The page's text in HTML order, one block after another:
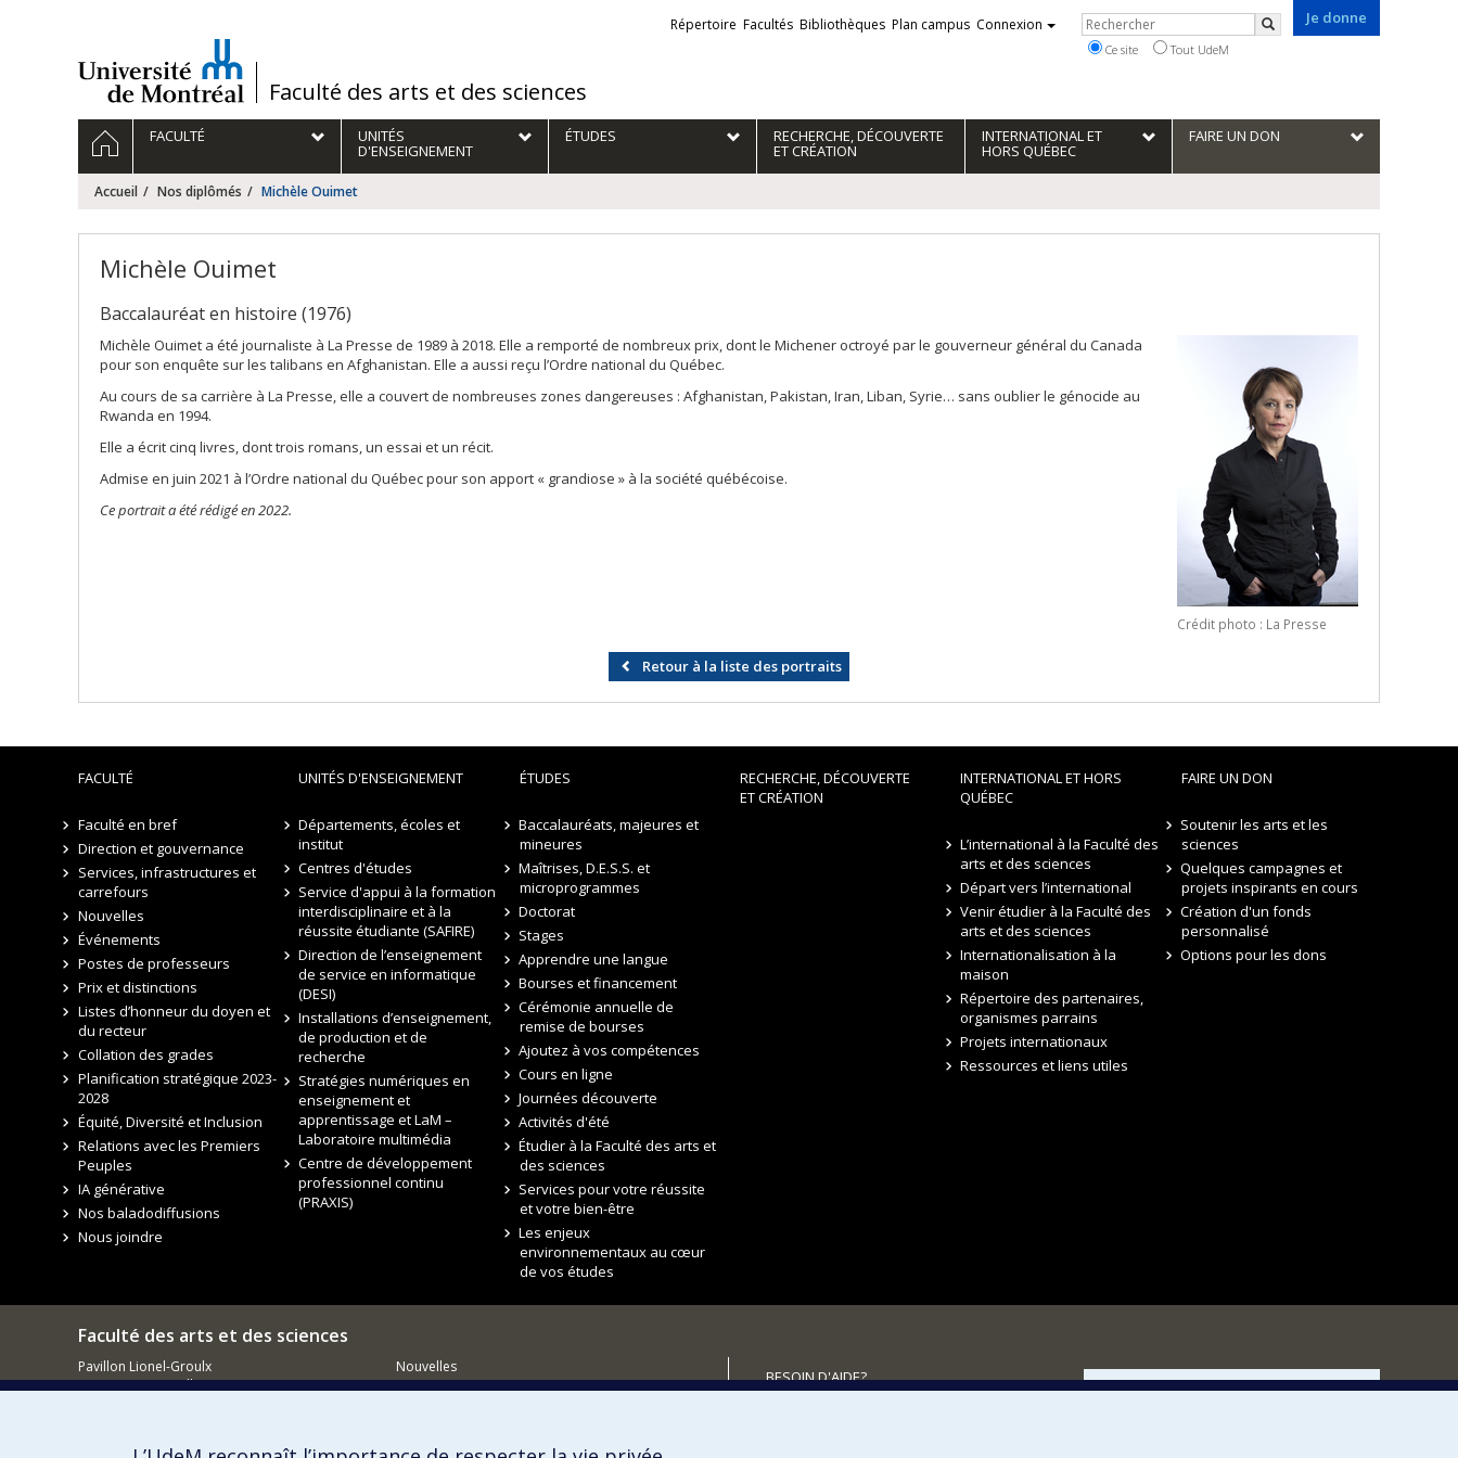
/Faculté des arts et des sciences
Je donne
Liens
externes
Répertoire Facultés Bibliothèques Plan campus Connexion Rechercher
Rechercher
Ce site Tout UdeM
Navigation
principale
ACCUEILFACULTÉ UNITÉS
D'ENSEIGNEMENT
ÉTUDES RECHERCHE, DÉCOUVERTE
ET CRÉATION
INTERNATIONAL ET
HORS QUÉBEC
FAIRE UN DON
Accueil Nos diplômés Michèle Ouimet
Michèle Ouimet
Baccalauréat en histoire (1976)
Crédit photo : La Presse
Michèle Ouimet a été journaliste à La Presse de 1989 à 2018. Elle a remporté de nombreux prix, dont le Michener octroyé par le gouverneur général du Canada
pour son enquête sur les talibans en Afghanistan. Elle a aussi reçu l’Ordre national du Québec.
Au cours de sa carrière à La Presse, elle a couvert de nombreuses zones dangereuses : Afghanistan, Pakistan, Iran, Liban, Syrie… sans oublier le génocide au
Rwanda en 1994.
Elle a écrit cinq livres, dont trois romans, un essai et un récit.
Admise en juin 2021 à l’Ordre national du Québec pour son apport « grandiose » à la société québécoise.
Ce portrait a été rédigé en 2022.
Retour à la liste des portraits
FACULTÉ
Faculté en bref
Direction et gouvernance
Services, infrastructures et
carrefours
Nouvelles
Événements
Postes de professeurs
Prix et distinctions
Listes d’honneur du doyen et
du recteur
Collation des grades
Planification stratégique 2023-
2028
Équité, Diversité et Inclusion
Relations avec les Premiers
Peuples
IA générative
Nos baladodiffusions
Nous joindre
UNITÉS D'ENSEIGNEMENT
Départements, écoles et
institut
Centres d'études
Service d'appui à la formation
interdisciplinaire et à la
réussite étudiante (SAFIRE)
Direction de l’enseignement
de service en informatique
(DESI)
Installations d’enseignement,
de production et de
recherche
Stratégies numériques en
enseignement et
apprentissage et LaM –
Laboratoire multimédia
Centre de développement
professionnel continu
(PRAXIS)
ÉTUDES
Baccalauréats, majeures et
mineures
Maîtrises, D.E.S.S. et
microprogrammes
Doctorat
Stages
Apprendre une langue
Bourses et financement
Cérémonie annuelle de
remise de bourses
Ajoutez à vos compétences
Cours en ligne
Journées découverte
Activités d'été
Étudier à la Faculté des arts et
des sciences
Services pour votre réussite
et votre bien-être
Les enjeux
environnementaux au cœur
de vos études
RECHERCHE, DÉCOUVERTE
ET CRÉATION
INTERNATIONAL ET HORS
QUÉBEC
L’international à la Faculté des
arts et des sciences
Départ vers l’international
Venir étudier à la Faculté des
arts et des sciences
Internationalisation à la
maison
Répertoire des partenaires,
organismes parrains
Projets internationaux
Ressources et liens utiles
FAIRE UN DON
Soutenir les arts et les
sciences
Quelques campagnes et
projets inspirants en cours
Création d'un fonds
personnalisé
Options pour les dons
Faculté des arts et des sciences
Pavillon Lionel-Groulx
3150, rue Jean-Brillant
Nouvelles
Événements
BESOIN D'AIDE?
FACULTÉ DES ARTS ET DES SCIENCES